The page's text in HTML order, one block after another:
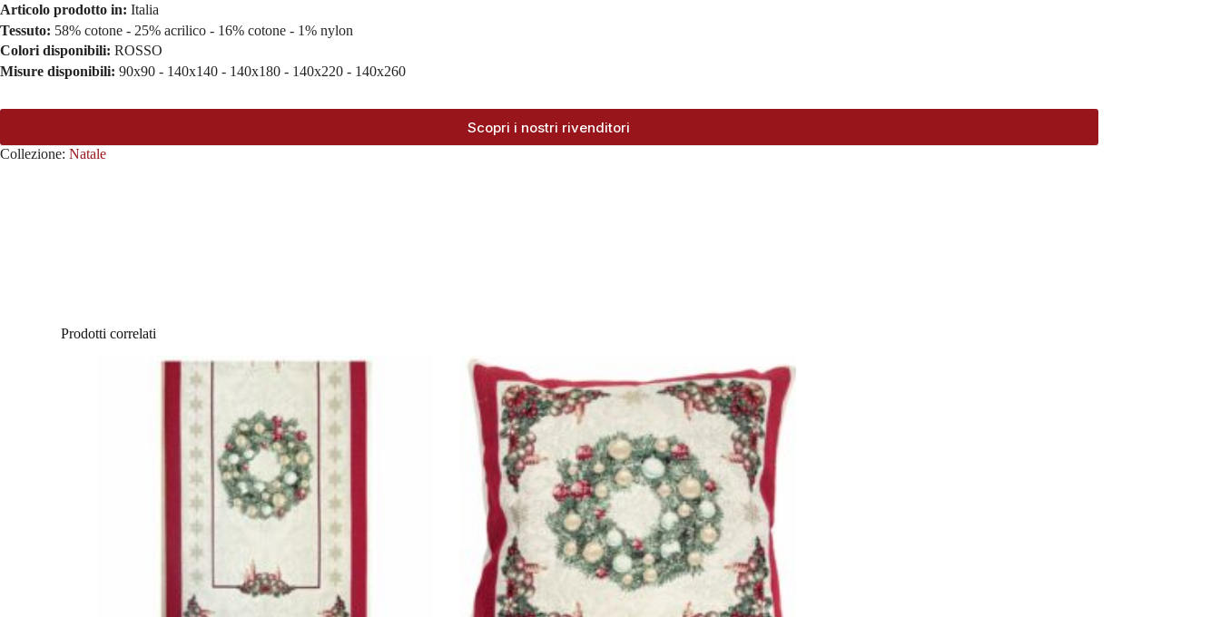
Articolo prodotto in: Italia
Tessuto: 58% cotone - 25% acrilico - 16% cotone - 1% nylon
Colori disponibili: ROSSO
Misure disponibili: 90x90 - 140x140 - 140x180 - 140x220 - 140x260
Scopri i nostri rivenditori
Collezione: Natale
Prodotti correlati